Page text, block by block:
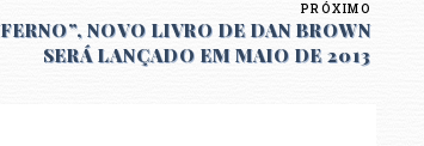
PRÓXIMO
NOVO LIVRO DE DAN BROWN
SERÁ LANÇADO EM MAIO DE 2013